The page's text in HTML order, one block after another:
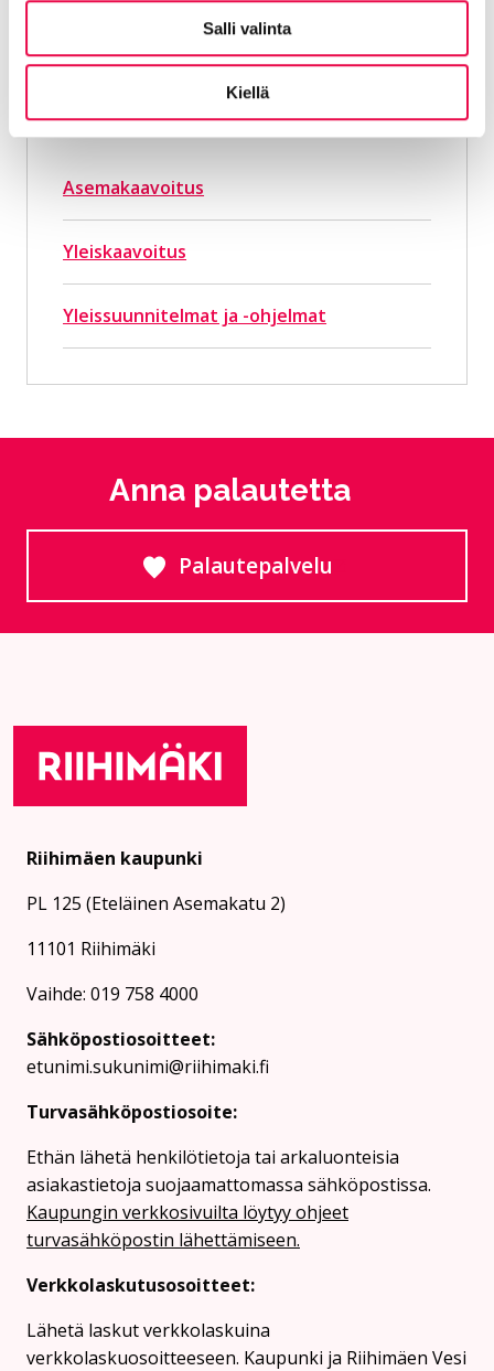
Salli valinta
Kiellä
Tutustu myös näihin
Asemakaavoitus
Yleiskaavoitus
Yleissuunnitelmat ja -ohjelmat
Anna palautetta
Palautepalvelu
Siirtyy ulkoiselle
Riihimäen kaupunki
PL 125 (Eteläinen Asemakatu 2)
11101 Riihimäki
Vaihde: 019 758 4000
Sähköpostiosoitteet:
etunimi.sukunimi@riihimaki.fi
Turvasähköpostiosoite:
Ethän lähetä henkilötietoja tai arkaluonteisia
asiakastietoja suojaamattomassa sähköpostissa.
Kaupungin verkkosivuilta löytyy ohjeet
turvasähköpostin lähettämiseen.
Verkkolaskutusosoitteet:
Lähetä laskut verkkolaskuina
verkkolaskuosoitteeseen. Kaupunki ja Riihimäen Vesi